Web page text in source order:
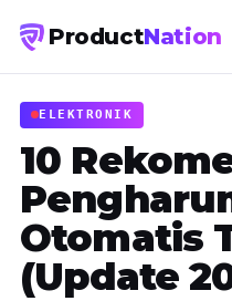
ProductNation
ELEKTRONIK
10
Otomatis
(Update